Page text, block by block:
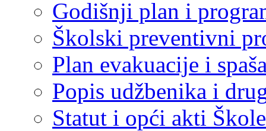
Godišnji plan i
Školski preventivni
Plan evakuacije i
Popis udžbenika i
Statut i opći akti Škole